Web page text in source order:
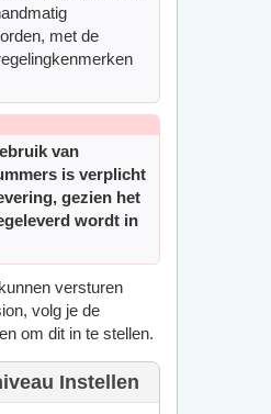
met de
van
is verplicht
gezien het
wordt in
versturen
volg je de
om dit in te stellen.
Instellen